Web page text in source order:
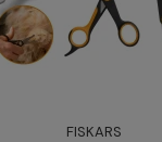
FISKARS